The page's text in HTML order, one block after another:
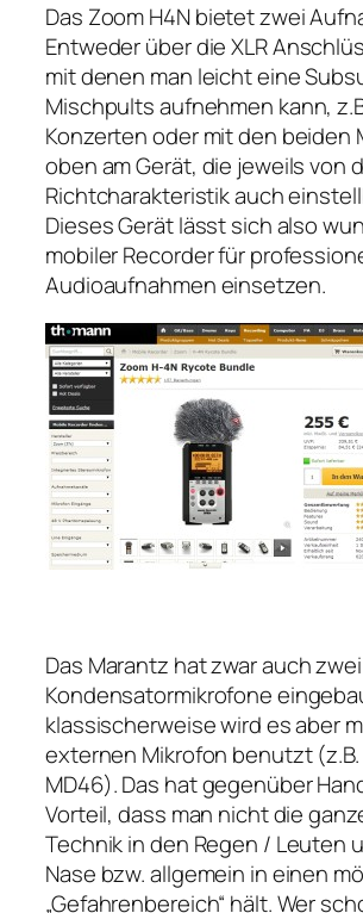
Das Zoom H4N bietet zwei
Entweder über die XLR
mit denen man leicht eine
Mischpults aufnehmen kann,
Konzerten oder mit den beiden
oben am Gerät, die jeweils von
Richtcharakteristik auch
Dieses Gerät lässt sich also
mobiler Recorder für
Audioaufnahmen einsetzen.
Das Marantz hat zwar auch
Kondensatormikrofone
klassischerweise wird es aber
externen Mikrofon benutzt
MD46). Das hat gegenüber
Vorteil, dass man nicht die
Technik in den Regen / Leuten
Nase bzw. allgemein in einen
„Gefahrenbereich“ hält. Wer